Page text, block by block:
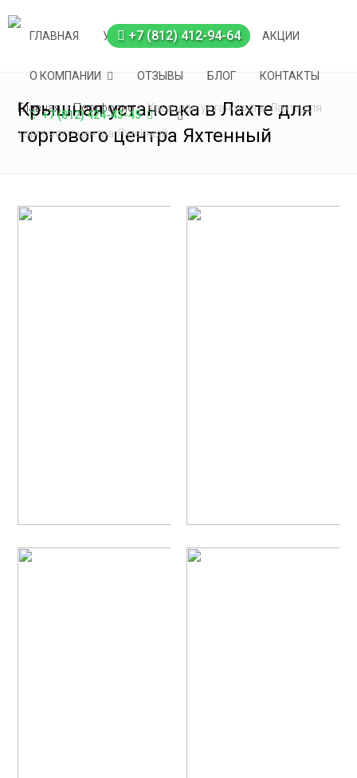
+7 (812) 412-94-64
ГЛАВНАЯ УСЛУГИ ПОРТФОЛИО АКЦИИ
О КОМПАНИИ ОТЗЫВЫ БЛОГ КОНТАКТЫ
+7 (812) 424-43-45
Крышная установка в Лахте для
торгового центра Яхтенный
Главная>Портфолио>Крышная установка в Лахте для
торгового центра Яхтенный